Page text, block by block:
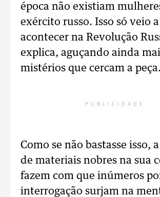
época não existiam
exército russo. Isso só veio a
acontecer na Revolução
explica, aguçando ainda
mistérios que cercam a peça.
PUBLICIDADE
Como se não bastasse isso,
de materiais nobres na sua
fazem com que inúmeros
interrogação surjam na